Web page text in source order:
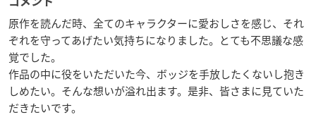
原作を読んだ時、全てのキャラクターに愛おしさを感じ、それ
ぞれを守ってあげたい気持ちになりました。とても不思議な感
覚でした。
作品の中に役をいただいた今、ボッジを手放したくないし抱き
しめたい。そんな想いが溢れ出ます。是非、皆さまに見ていた
だきたいです。